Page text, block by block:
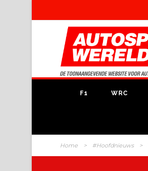
F1 WRC
Home > #Hoofdnieuws >